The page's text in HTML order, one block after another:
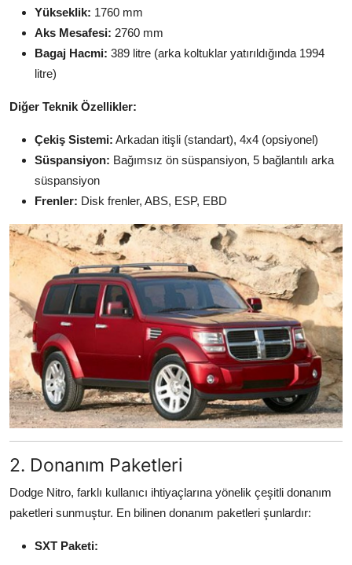
Yükseklik: 1760 mm
Aks Mesafesi: 2760 mm
Bagaj Hacmi: 389 litre (arka koltuklar yatırıldığında 1994
litre)
Diğer Teknik Özellikler:
Çekiş Sistemi: Arkadan itişli (standart), 4x4 (opsiyonel)
Süspansiyon: Bağımsız ön süspansiyon, 5 bağlantılı arka
süspansiyon
Frenler: Disk frenler, ABS, ESP, EBD
2. Donanım Paketleri
Dodge Nitro, farklı kullanıcı ihtiyaçlarına yönelik çeşitli donanım
paketleri sunmuştur. En bilinen donanım paketleri şunlardır:
SXT Paketi: